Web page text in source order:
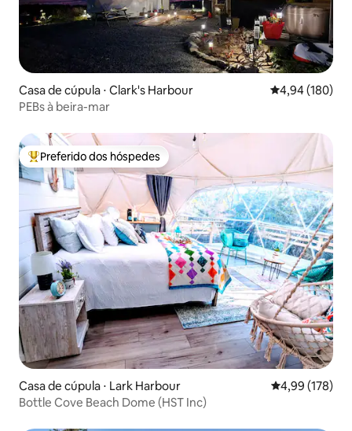
Casa de cúpula ⋅ Clark's Harbour 4,94 de uma
4,94 (180)
PEBs à beira-mar
Entre os melhores preferidos dos hóspedes
Preferido dos hóspedes
Casa de cúpula ⋅ Lark Harbour 4,99 de uma
4,99 (178)
Bottle Cove Beach Dome (HST Inc)